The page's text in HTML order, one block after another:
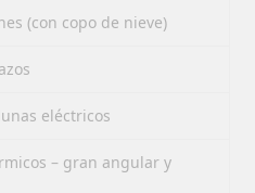
(con copo de nieve)
eléctricos
– gran angular y